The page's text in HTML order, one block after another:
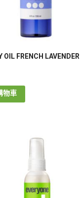
OIL FRENCH
物車